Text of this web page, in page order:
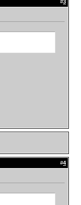
#3
#4